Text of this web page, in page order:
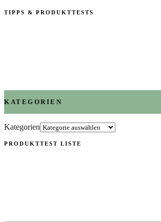
TIPPS & PRODUKTTESTS
KATEGORIEN
Kategorien
PRODUKTTEST LISTE